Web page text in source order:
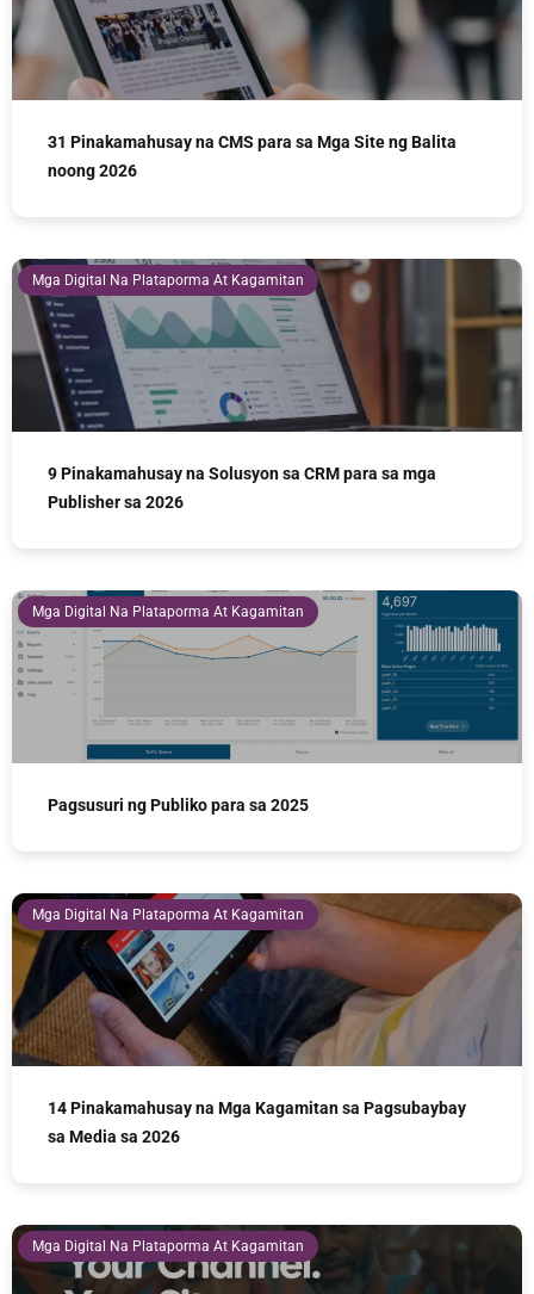
31 Pinakamahusay na CMS para sa Mga Site ng Balita
noong 2026
Mga Digital Na Plataporma At Kagamitan
9 Pinakamahusay na Solusyon sa CRM para sa mga
Publisher sa 2026
Mga Digital Na Plataporma At Kagamitan
Pagsusuri ng Publiko para sa 2025
Mga Digital Na Plataporma At Kagamitan
14 Pinakamahusay na Mga Kagamitan sa Pagsubaybay
sa Media sa 2026
Mga Digital Na Plataporma At Kagamitan